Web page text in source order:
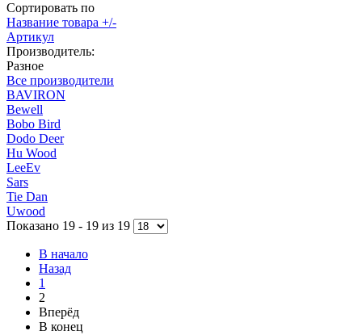
Сортировать по
Название товара +/-
Артикул
Производитель:
Разное
Все производители
BAVIRON
Bewell
Bobo Bird
Dodo Deer
Hu Wood
LeeEv
Sars
Tie Dan
Uwood
Показано 19 - 19 из 19
В начало
Назад
1
2
Вперёд
В конец